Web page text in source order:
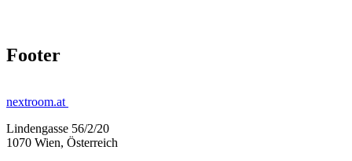
Footer
nextroom.at
Lindengasse 56/2/20
1070 Wien, Österreich